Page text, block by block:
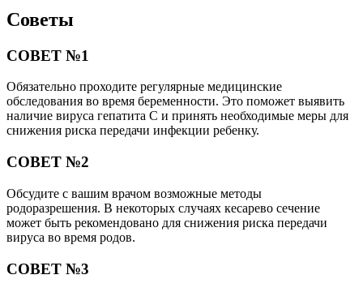
Советы
СОВЕТ №1
Обязательно проходите регулярные медицинские
обследования во время беременности. Это поможет выявить
наличие вируса гепатита С и принять необходимые меры для
снижения риска передачи инфекции ребенку.
СОВЕТ №2
Обсудите с вашим врачом возможные методы
родоразрешения. В некоторых случаях кесарево сечение
может быть рекомендовано для снижения риска передачи
вируса во время родов.
СОВЕТ №3